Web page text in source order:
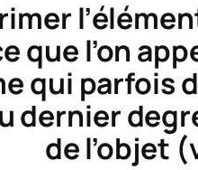
que l’on
qui parfois
dernier
de l’objet